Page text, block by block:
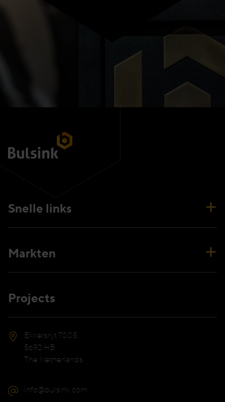
Snelle links
Markten
Projects
Ekkersrijt 7005
5692 HB
The Netherlands
info@bulsink.com